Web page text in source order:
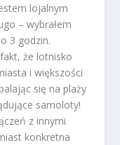
lojalnym
– wybrałem
3 godzin.
że lotnisko
i większości
się na plaży
samoloty!
z innymi
konkretna